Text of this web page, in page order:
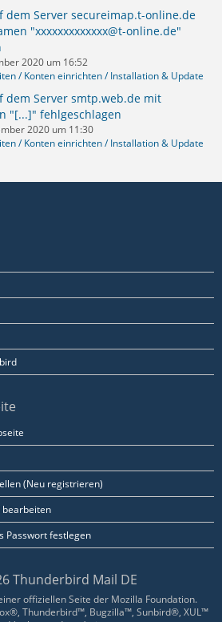
dem Server secureimap.t-online.de
"xxxxxxxxxxxxx@t-online.de"
2020 um 16:52
/ Konten einrichten / Installation & Update
dem Server smtp.web.de mit
"[...]" fehlgeschlagen
2020 um 11:30
/ Konten einrichten / Installation & Update
(Neu registrieren)
bearbeiten
Passwort festlegen
Thunderbird Mail DE
offiziellen Seite der Mozilla Foundation.
Thunderbird™, Bugzilla™, Sunbird®, XUL™